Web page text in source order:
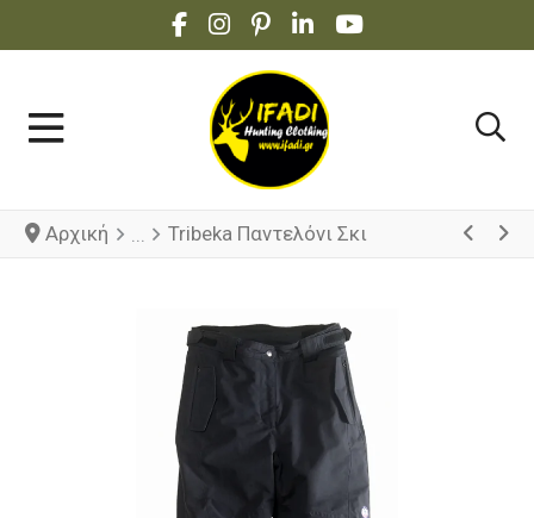
FACEBOOK SOCIAL LINK
INSTAGRAM SOCIAL LINK
PINTEREST SOCIAL LINK
LINKEDIN SOCIAL LINK
YOUTUBE SOCIAL
Αρχική Tribeka Παντελόνι Σκι